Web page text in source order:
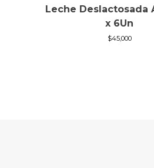
Leche Deslactosada
x 6Un
$45,000